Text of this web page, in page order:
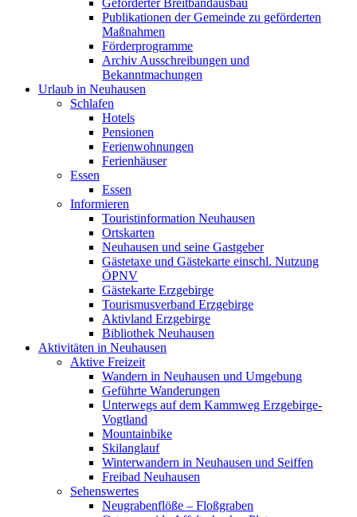
Publikationen der Gemeinde zu geförderten
Maßnahmen
Förderprogramme
Archiv Ausschreibungen und
Bekanntmachungen
Urlaub in Neuhausen
Schlafen
Hotels
Pensionen
Ferienwohnungen
Ferienhäuser
Essen
Essen
Informieren
Touristinformation Neuhausen
Ortskarten
Neuhausen und seine Gastgeber
Gästetaxe und Gästekarte einschl. Nutzung
ÖPNV
Gästekarte Erzgebirge
Tourismusverband Erzgebirge
Aktivland Erzgebirge
Bibliothek Neuhausen
Aktivitäten in Neuhausen
Aktive Freizeit
Wandern in Neuhausen und Umgebung
Geführte Wanderungen
Unterwegs auf dem Kammweg Erzgebirge-
Vogtland
Mountainbike
Skilanglauf
Winterwandern in Neuhausen und Seiffen
Freibad Neuhausen
Sehenswertes
Neugrabenflöße – Floßgraben